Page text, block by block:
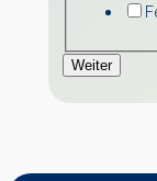
Weiter